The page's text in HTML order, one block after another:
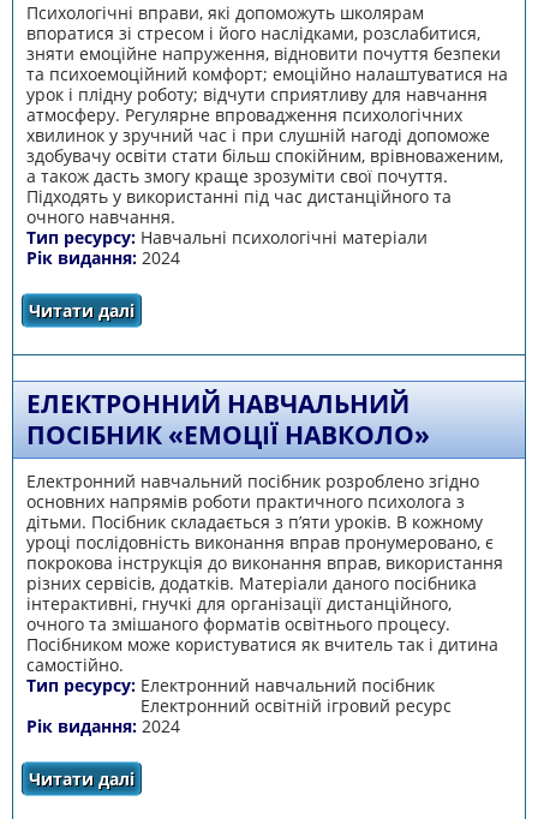
Психологічні вправи, які допоможуть школярам
впоратися зі стресом і його наслідками, розслабитися,
зняти емоційне напруження, відновити почуття безпеки
та психоемоційний комфорт; емоційно налаштуватися на
урок і плідну роботу; відчути сприятливу для навчання
атмосферу. Регулярне впровадження психологічних
хвилинок у зручний час і при слушній нагоді допоможе
здобувачу освіти стати більш спокійним, врівноваженим,
а також дасть змогу краще зрозуміти свої почуття.
Підходять у використанні під час дистанційного та
очного навчання.
Тип ресурсу: Навчальні психологічні матеріали
Рік видання: 2024
Читати далі
ЕЛЕКТРОННИЙ НАВЧАЛЬНИЙ
ПОСІБНИК «ЕМОЦІЇ НАВКОЛО»
Електронний навчальний посібник розроблено згідно
основних напрямів роботи практичного психолога з
дітьми. Посібник складається з п’яти уроків. В кожному
уроці послідовність виконання вправ пронумеровано, є
покрокова інструкція до виконання вправ, використання
різних сервісів, додатків. Матеріали даного посібника
інтерактивні, гнучкі для організації дистанційного,
очного та змішаного форматів освітнього процесу.
Посібником може користуватися як вчитель так і дитина
самостійно.
Тип ресурсу: Електронний навчальний посібник
Електронний освітній ігровий ресурс
Рік видання: 2024
Читати далі